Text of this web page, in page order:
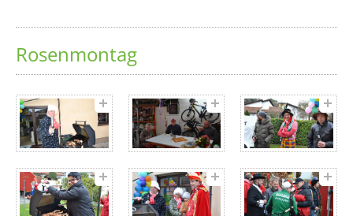
Rosenmontag